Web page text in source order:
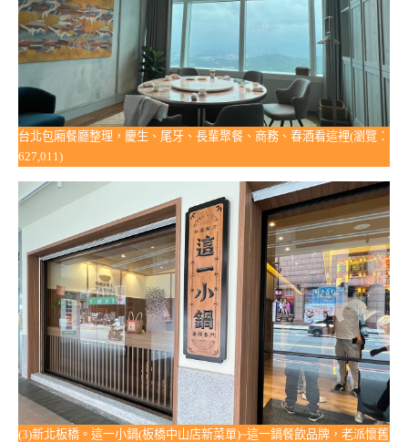
台北包廂餐廳整理，慶生、尾牙、長輩聚餐、商務、春酒看這裡(瀏覽：
627,011)
(3)新北板橋。這一小鍋(板橋中山店新菜單)~這一鍋餐飲品牌，老派懷舊